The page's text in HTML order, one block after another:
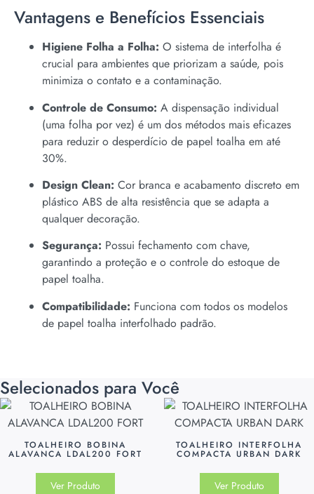
Vantagens e Benefícios Essenciais
Higiene Folha a Folha: O sistema de interfolha é
crucial para ambientes que priorizam a saúde, pois
minimiza o contato e a contaminação.
Controle de Consumo: A dispensação individual
(uma folha por vez) é um dos métodos mais eficazes
para reduzir o desperdício de papel toalha em até
30%.
Design Clean: Cor branca e acabamento discreto em
plástico ABS de alta resistência que se adapta a
qualquer decoração.
Segurança: Possui fechamento com chave,
garantindo a proteção e o controle do estoque de
papel toalha.
Compatibilidade: Funciona com todos os modelos
de papel toalha interfolhado padrão.
Selecionados para Você
TOALHEIRO BOBINA
ALAVANCA LDAL200 FORT
Ver Produto
TOALHEIRO INTERFOLHA
COMPACTA URBAN DARK
Ver Produto